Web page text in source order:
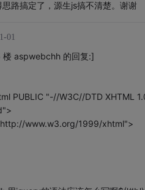
路搞定了，源生js搞不清楚。谢谢
01
楼 aspwebchh 的回复:]
PUBLIC "-//W3C//DTD XHTML
www.w3.org/1999/xhtml">